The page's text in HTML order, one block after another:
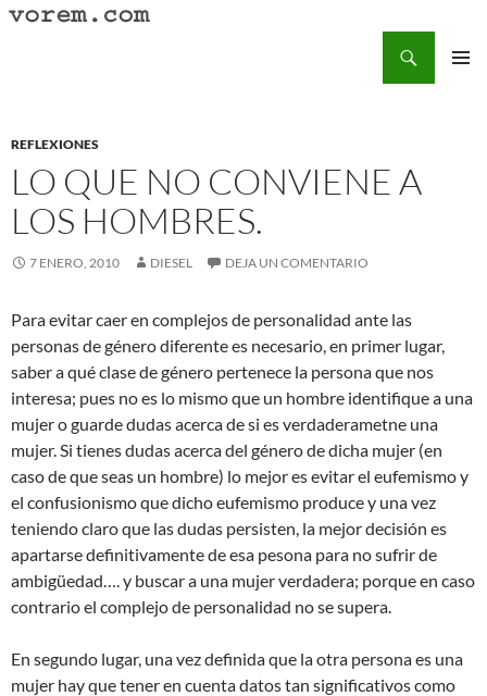
Saltar
REFLEXIONES
LO QUE NO CONVIENE A
LOS HOMBRES.
7 ENERO, 2010 DIESEL DEJA UN COMENTARIO
Para evitar caer en complejos de personalidad ante las
personas de género diferente es necesario, en primer lugar,
saber a qué clase de género pertenece la persona que nos
interesa; pues no es lo mismo que un hombre identifique a una
mujer o guarde dudas acerca de si es verdaderametne una
mujer. Si tienes dudas acerca del género de dicha mujer (en
caso de que seas un hombre) lo mejor es evitar el eufemismo y
el confusionismo que dicho eufemismo produce y una vez
teniendo claro que las dudas persisten, la mejor decisión es
apartarse definitivamente de esa pesona para no sufrir de
ambigüedad…. y buscar a una mujer verdadera; porque en caso
contrario el complejo de personalidad no se supera.
En segundo lugar, una vez definida que la otra persona es una
mujer hay que tener en cuenta datos tan significativos como